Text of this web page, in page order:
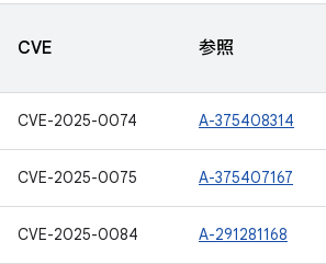
CVE 参照
CVE-2025-0074 A-375408314
CVE-2025-0075 A-375407167
CVE-2025-0084 A-291281168